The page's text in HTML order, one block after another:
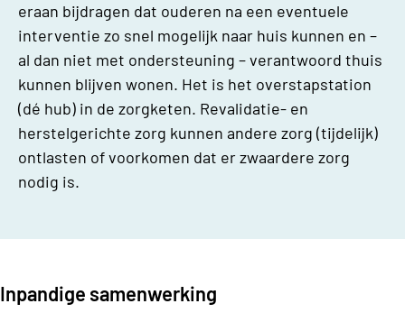
eraan bijdragen dat ouderen na een eventuele
interventie zo snel mogelijk naar huis kunnen en –
al dan niet met ondersteuning – verantwoord thuis
kunnen blijven wonen. Het is het overstapstation
(dé hub) in de zorgketen. Revalidatie- en
herstelgerichte zorg kunnen andere zorg (tijdelijk)
ontlasten of voorkomen dat er zwaardere zorg
nodig is.
Inpandige samenwerking